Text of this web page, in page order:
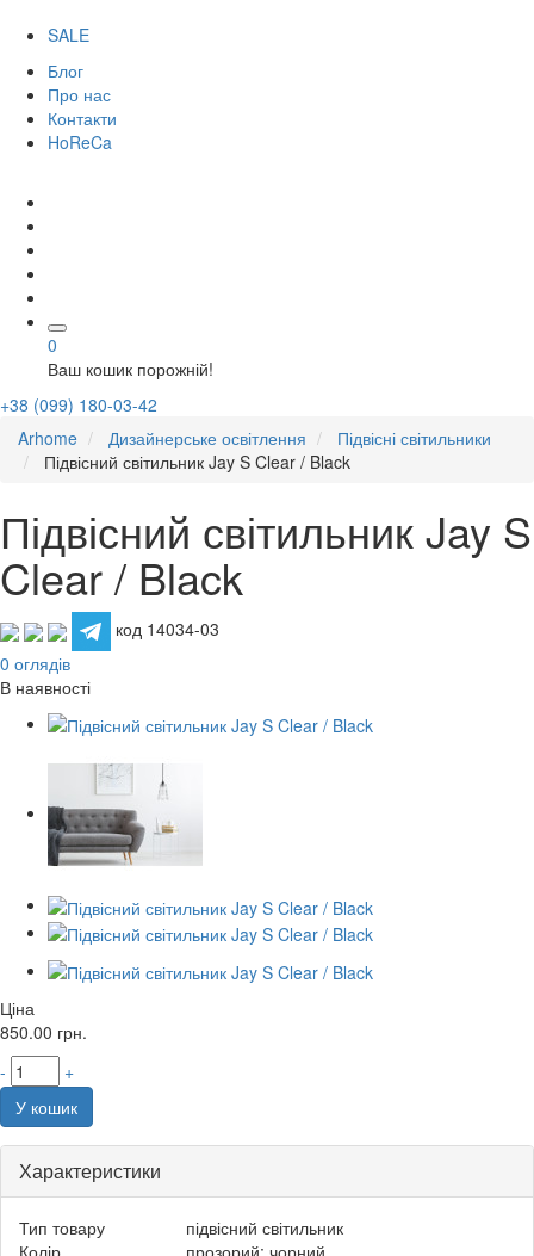
SALE
Блог
Про нас
Контакти
HoReCa
0
Ваш кошик порожній!
+38 (099) 180-03-42
Arhome
Дизайнерське освітлення
Підвісні світильники
Підвісний світильник Jay S Clear / Black
Підвісний світильник Jay S
Clear / Black
код 14034-03
0 оглядів
В наявності
Ціна
850.00 грн.
-
+
У кошик
Характеристики
Тип товару
підвісний світильник